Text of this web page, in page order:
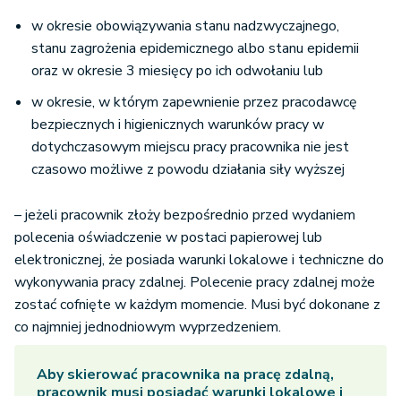
w okresie obowiązywania stanu nadzwyczajnego,
stanu zagrożenia epidemicznego albo stanu epidemii
oraz w okresie 3 miesięcy po ich odwołaniu lub
w okresie, w którym zapewnienie przez pracodawcę
bezpiecznych i higienicznych warunków pracy w
dotychczasowym miejscu pracy pracownika nie jest
czasowo możliwe z powodu działania siły wyższej
– jeżeli pracownik złoży bezpośrednio przed wydaniem
polecenia oświadczenie w postaci papierowej lub
elektronicznej, że posiada warunki lokalowe i techniczne do
wykonywania pracy zdalnej. Polecenie pracy zdalnej może
zostać cofnięte w każdym momencie. Musi być dokonane z
co najmniej jednodniowym wyprzedzeniem.
Aby skierować pracownika na pracę zdalną,